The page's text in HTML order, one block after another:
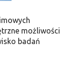
możliwości
badań